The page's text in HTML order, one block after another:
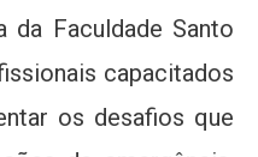
da Faculdade Santo
capacitados
os desafios que